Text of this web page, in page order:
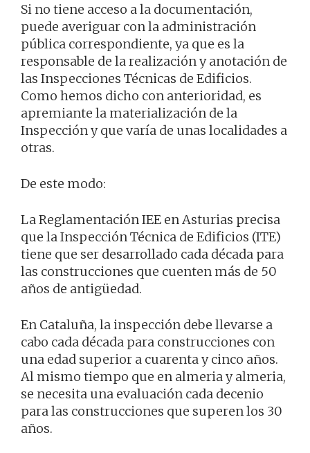
Si no tiene acceso a la documentación,
puede averiguar con la administración
pública correspondiente, ya que es la
responsable de la realización y anotación de
las Inspecciones Técnicas de Edificios.
Como hemos dicho con anterioridad, es
apremiante la materialización de la
Inspección y que varía de unas localidades a
otras.
De este modo:
La Reglamentación IEE en Asturias precisa
que la Inspección Técnica de Edificios (ITE)
tiene que ser desarrollado cada década para
las construcciones que cuenten más de 50
años de antigüedad.
En Cataluña, la inspección debe llevarse a
cabo cada década para construcciones con
una edad superior a cuarenta y cinco años.
Al mismo tiempo que en almeria y almeria,
se necesita una evaluación cada decenio
para las construcciones que superen los 30
años.